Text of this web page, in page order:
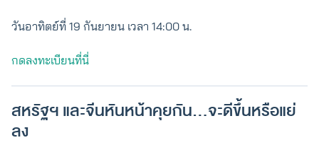
วันอาทิตย์ที่ 19 กันยายน เวลา 14:00 น.
กดลงทะเบียนที่นี่
สหรัฐฯ และจีนหันหน้าคุยกัน…จะดีขึ้นหรือแย่
ลง